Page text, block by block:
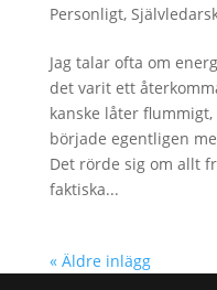
Personligt,
Jag talar ofta om
det varit ett
kanske låter
började egentligen
Det rörde sig om allt
faktiska...
« Äldre inlägg